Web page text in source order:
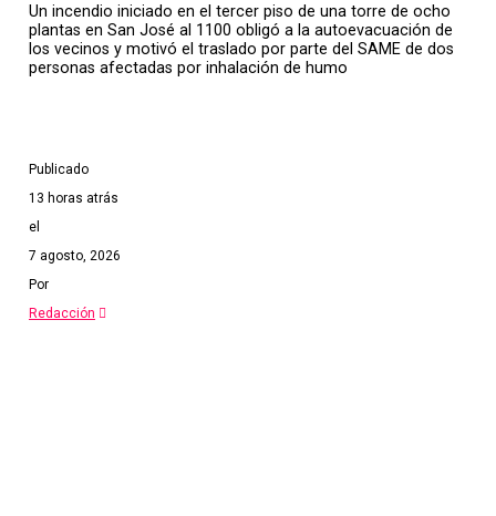
Un incendio iniciado en el tercer piso de una torre de ocho
plantas en San José al 1100 obligó a la autoevacuación de
los vecinos y motivó el traslado por parte del SAME de dos
personas afectadas por inhalación de humo
Publicado
13 horas atrás
el
7 agosto, 2026
Por
Redacción